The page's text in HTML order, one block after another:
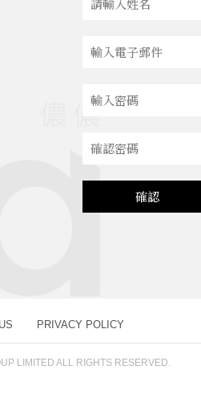
確認
PRIVACY POLICY
LIMITED ALL RIGHTS RESERVED.